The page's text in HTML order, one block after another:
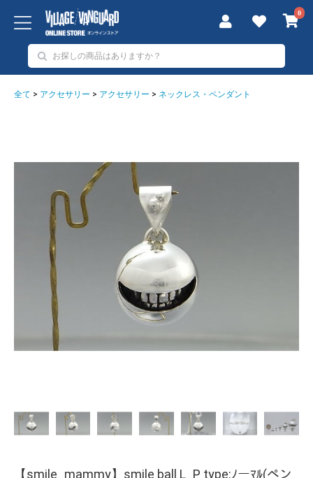
0
全て > アクセサリー > アクセサリー > ネックレス・ペンダント
【smile_mammy】smile ball L_P type:ﾉーﾏﾙ(ペン